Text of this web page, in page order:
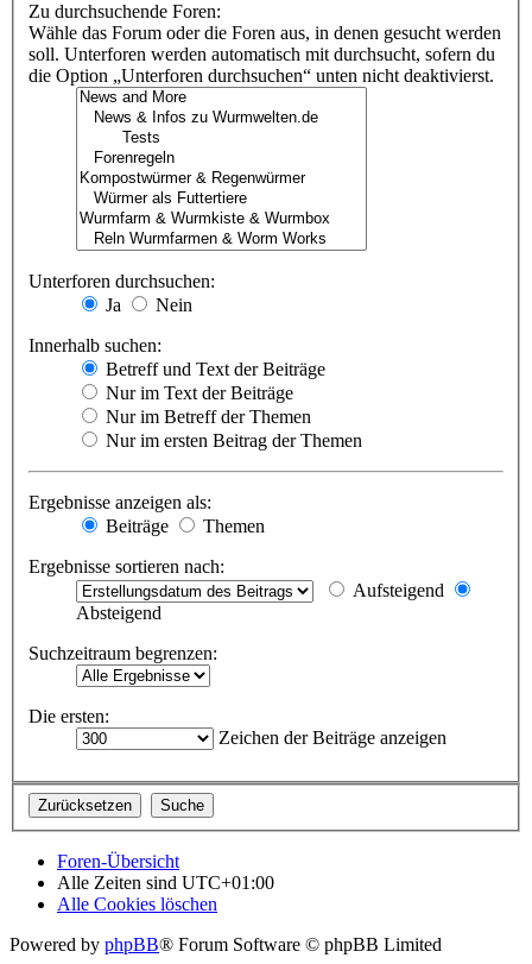
Zu durchsuchende Foren:
Wähle das Forum oder die Foren aus, in denen gesucht werden
soll. Unterforen werden automatisch mit durchsucht, sofern du
die Option „Unterforen durchsuchen“ unten nicht deaktivierst.
Unterforen durchsuchen:
Ja
Nein
Innerhalb suchen:
Betreff und Text der Beiträge
Nur im Text der Beiträge
Nur im Betreff der Themen
Nur im ersten Beitrag der Themen
Ergebnisse anzeigen als:
Beiträge
Themen
Ergebnisse sortieren nach:
Aufsteigend
Absteigend
Suchzeitraum begrenzen:
Die ersten:
Zeichen der Beiträge anzeigen
Foren-Übersicht
Alle Zeiten sind UTC+01:00
Alle Cookies löschen
Powered by phpBB® Forum Software © phpBB Limited